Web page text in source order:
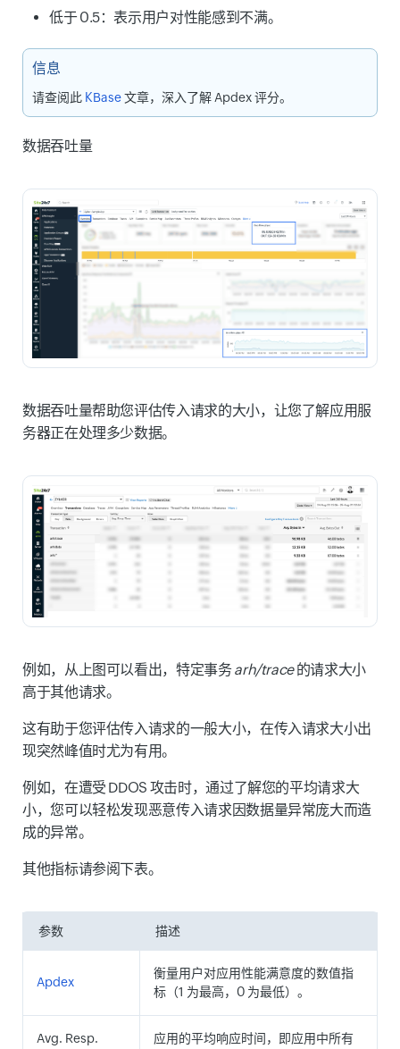
低于 0.5：表示用户对性能感到不满。
信息
请查阅此 KBase文章，深入了解 Apdex 评分。
数据吞吐量
数据吞吐量帮助您评估传入请求的大小，让您了解应用服
务器正在处理多少数据。
例如，从上图可以看出，特定事务arh/trace的请求大小
高于其他请求。
这有助于您评估传入请求的一般大小，在传入请求大小出
现突然峰值时尤为有用。
例如，在遭受 DDOS 攻击时，通过了解您的平均请求大
小，您可以轻松发现恶意传入请求因数据量异常庞大而造
成的异常。
其他指标请参阅下表。
参数 描述
Apdex
衡量用户对应用性能满意度的数值指
标（1 为最高，0 为最低）。
Avg. Resp. 应用的平均响应时间，即应用中所有